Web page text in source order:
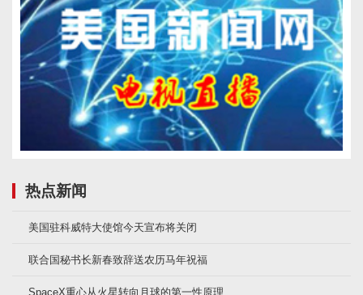
热点新闻
美国驻科威特大使馆今天宣布将关闭
联合国秘书长新春致辞送农历马年祝福
SpaceX重心从火星转向月球的第一性原理